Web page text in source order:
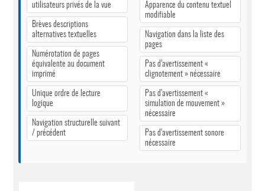
utilisateurs privés de la vue
Brèves descriptions
alternatives textuelles
Numérotation de pages
équivalente au document
imprimé
Unique ordre de lecture
logique
Navigation structurelle suivant
/ précédent
Apparence du contenu textuel
modifiable
Navigation dans la liste des
pages
Pas d’avertissement «
clignotement » nécessaire
Pas d’avertissement «
simulation de mouvement »
nécessaire
Pas d’avertissement sonore
nécessaire